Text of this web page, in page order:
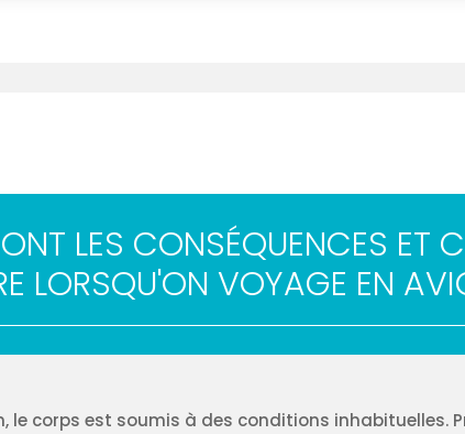
LES CONSÉQUENCES ET
LORSQU'ON VOYAGE EN
le corps est soumis à des conditions inhabituelles.